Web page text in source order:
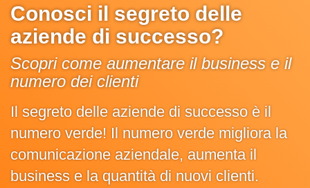
Conosci il segreto delle
aziende di successo?
Scopri come aumentare il business e il
numero dei clienti
Il segreto delle aziende di successo è il
numero verde! Il numero verde migliora la
comunicazione aziendale, aumenta il
business e la quantità di nuovi clienti.